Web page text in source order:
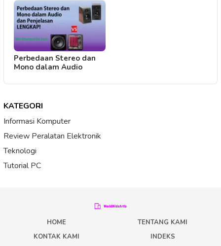
Perbedaan Stereo dan
Mono dalam Audio
KATEGORI
Informasi Komputer
Review Peralatan Elektronik
Teknologi
Tutorial PC
HOME
TENTANG KAMI
KONTAK KAMI
INDEKS